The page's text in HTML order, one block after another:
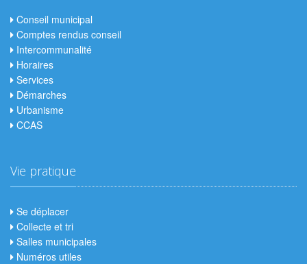
Conseil municipal
Comptes rendus conseil
Intercommunalité
Horaires
Services
Démarches
Urbanisme
CCAS
Vie pratique
Se déplacer
Collecte et tri
Salles municipales
Numéros utiles